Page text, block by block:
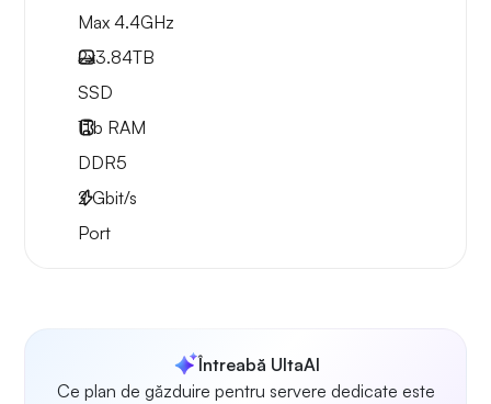
Max 4.4GHz
2x3.84TB
SSD
1Tb RAM
DDR5
2Gbit/s
Port
Întreabă UltaAI
Ce plan de găzduire pentru servere dedicate este